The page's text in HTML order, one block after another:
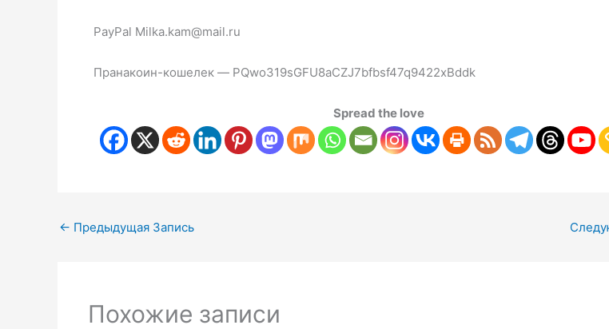
PayPal Milka.kam@mail.ru
Пранакоин-кошелек — PQwo319sGFU8aCZJ7bfbsf47q9422xBddk
Spread the love
← Предыдущая Запись
Похожие записи